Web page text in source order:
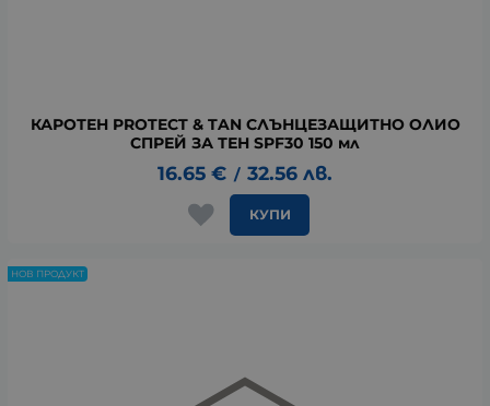
КАРОТЕН PROTECT & TAN СЛЪНЦЕЗАЩИТНО ОЛИО
СПРЕЙ ЗА ТЕН SPF30 150 мл
16.65 € / 32.56 лв.
КУПИ
НОВ ПРОДУКТ